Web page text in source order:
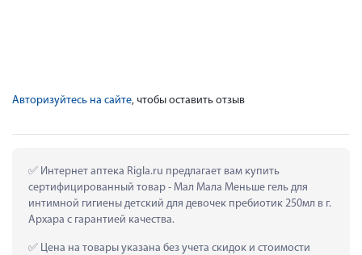
Авторизуйтесь на сайте, чтобы оставить отзыв
Интернет аптека Rigla.ru предлагает вам купить
сертифицированный товар - Мал Мала Меньше гель для
интимной гигиены детский для девочек пребиотик 250мл в г.
Архара с гарантией качества.
Цена на товары указана без учета скидок и стоимости